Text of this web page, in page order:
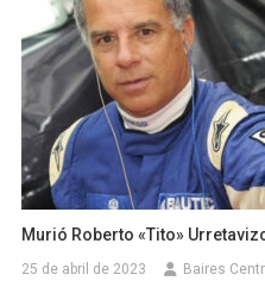
Murió Roberto «Tito»
25 de abril de 2023 Baires